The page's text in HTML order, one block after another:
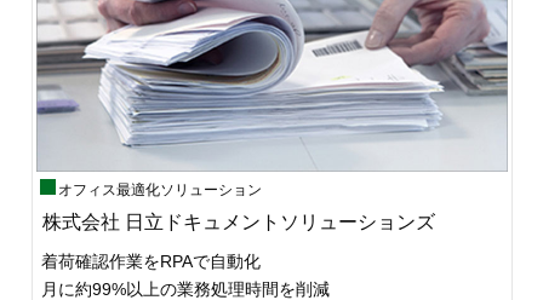
オフィス最適化ソリューション
株式会社 日立ドキュメントソリューションズ
着荷確認作業をRPAで自動化
月に約99%以上の業務処理時間を削減